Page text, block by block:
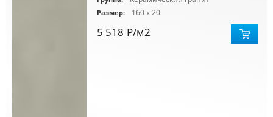
Размер: 160 x 20
5 518 Р/м2